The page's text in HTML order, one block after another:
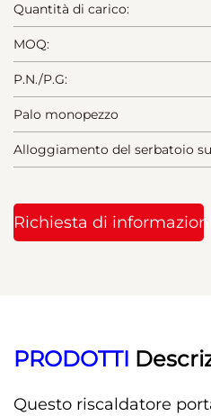
Quantità di carico:
MOQ:
P.N./P.G:
Palo monopezzo
Alloggiamento del serbatoio
Richiesta di informazioni
PRODOTTI
Questo riscaldatore